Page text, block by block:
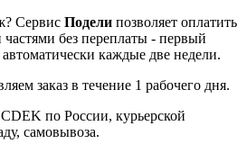
Сервис Подели позволяет оплатить
без переплаты - первый
каждые две недели.
заказ в течение 1 рабочего дня.
по России, курьерской
самовывоза.